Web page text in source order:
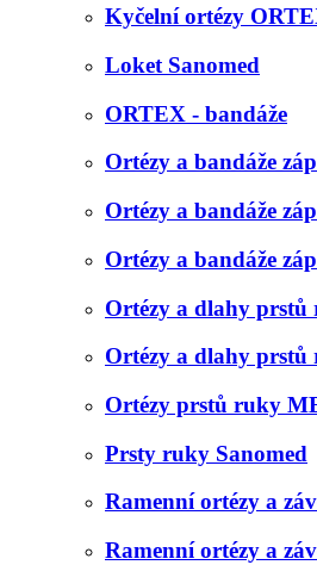
Kyčelní ortézy
Loket Sanomed
ORTEX - bandáže
Ortézy a bandáže
Ortézy a bandáže
Ortézy a bandáže
Ortézy a dlahy
Ortézy a dlahy prstů
Ortézy prstů ruky
Prsty ruky Sanomed
Ramenní ortézy a
Ramenní ortézy a